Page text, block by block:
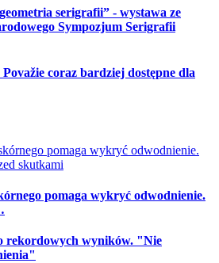
serigrafii” - wystawa ze
Sympozjum Serigrafii
coraz bardziej dostępne dla
pomaga wykryć odwodnienie.
rekordowych wyników. "Nie